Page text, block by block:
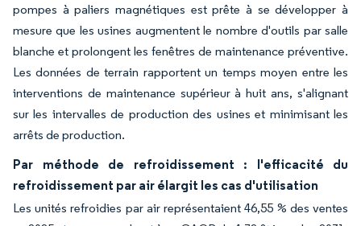
pompes à paliers magnétiques est prête à se développer à
mesure que les usines augmentent le nombre d'outils par salle
blanche et prolongent les fenêtres de maintenance préventive.
Les données de terrain rapportent un temps moyen entre les
interventions de maintenance supérieur à huit ans, s'alignant
sur les intervalles de production des usines et minimisant les
arrêts de production.
Par méthode de refroidissement : l'efficacité du
refroidissement par air élargit les cas d'utilisation
Les unités refroidies par air représentaient 46,55 % des ventes